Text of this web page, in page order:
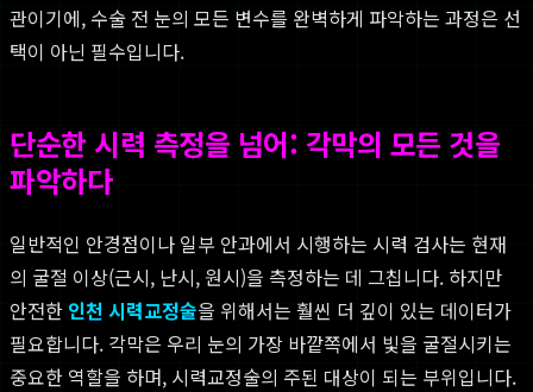
관이기에, 수술 전 눈의 모든 변수를 완벽하게 파악하는 과정은 선
택이 아닌 필수입니다.
단순한 시력 측정을 넘어: 각막의 모든 것을
파악하다
일반적인 안경점이나 일부 안과에서 시행하는 시력 검사는 현재
의 굴절 이상(근시, 난시, 원시)을 측정하는 데 그칩니다. 하지만
안전한 인천 시력교정술을 위해서는 훨씬 더 깊이 있는 데이터가
필요합니다. 각막은 우리 눈의 가장 바깥쪽에서 빛을 굴절시키는
중요한 역할을 하며, 시력교정술의 주된 대상이 되는 부위입니다.